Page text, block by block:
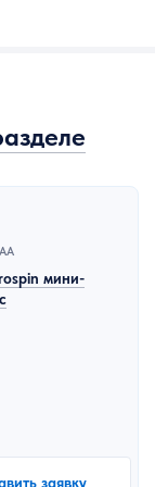
мини-
заявку